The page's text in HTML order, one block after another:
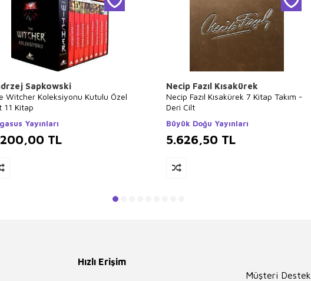
Sapkowski
Witcher Koleksiyonu Kutulu Özel
11 Kitap
Yayınları
TL
Necip Fazıl Kısakürek
Necip Fazıl Kısakürek 7 Kitap Takım -
Deri Cilt
Büyük Doğu Yayınları
5.626,50 TL
Hızlı Erişim
Müşteri Destek